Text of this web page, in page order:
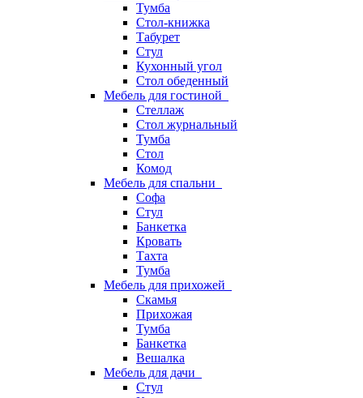
Тумба
Стол-книжка
Табурет
Стул
Кухонный угол
Стол обеденный
Мебель для гостиной
Стеллаж
Стол журнальный
Тумба
Стол
Комод
Мебель для спальни
Софа
Стул
Банкетка
Кровать
Тахта
Тумба
Мебель для прихожей
Скамья
Прихожая
Тумба
Банкетка
Вешалка
Мебель для дачи
Стул